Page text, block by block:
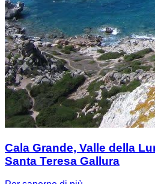
Cala Grande, Valle della
Santa Teresa Gallura